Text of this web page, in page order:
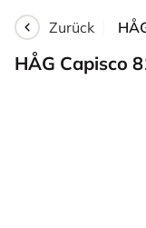
Zurück
HÅG Capisco